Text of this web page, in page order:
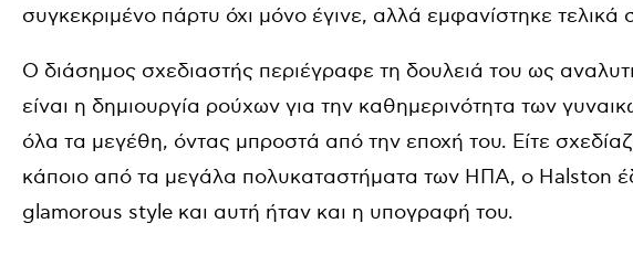
συγκεκριμένο πάρτυ όχι μόνο έγινε, αλλά εμφανίστηκε
Ο διάσημος σχεδιαστής περιέγραφε τη δουλειά του ως
είναι η δημιουργία ρούχων για την καθημερινότητα των
όλα τα μεγέθη, όντας μπροστά από την εποχή του. Είτε
κάποιο από τα μεγάλα πολυκαταστήματα των ΗΠΑ, ο Halston
glamorous style και αυτή ήταν και η υπογραφή του.